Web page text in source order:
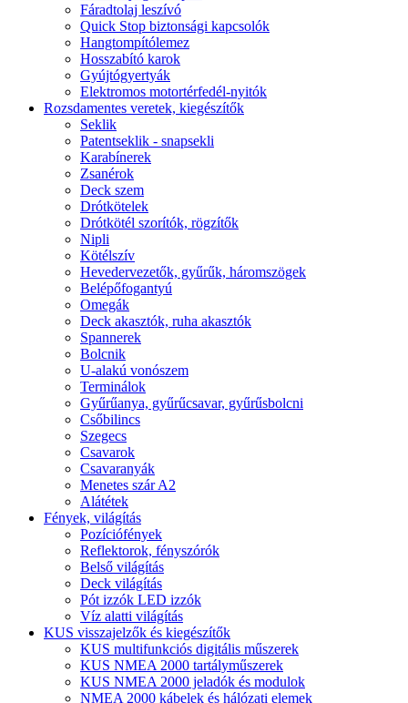
Fáradtolaj leszívó
Quick Stop biztonsági kapcsolók
Hangtompítólemez
Hosszabító karok
Gyújtógyertyák
Elektromos motortérfedél-nyitók
Rozsdamentes veretek, kiegészítők
Seklik
Patentseklik - snapsekli
Karabínerek
Zsanérok
Deck szem
Drótkötelek
Drótkötél szorítók, rögzítők
Nipli
Kötélszív
Hevedervezetők, gyűrűk, háromszögek
Belépőfogantyú
Omegák
Deck akasztók, ruha akasztók
Spannerek
Bolcnik
U-alakú vonószem
Terminálok
Gyűrűanya, gyűrűcsavar, gyűrűsbolcni
Csőbilincs
Szegecs
Csavarok
Csavaranyák
Menetes szár A2
Alátétek
Fények, világítás
Pozíciófények
Reflektorok, fényszórók
Belső világítás
Deck világítás
Pót izzók LED izzók
Víz alatti világítás
KUS visszajelzők és kiegészítők
KUS multifunkciós digitális műszerek
KUS NMEA 2000 tartályműszerek
KUS NMEA 2000 jeladók és modulok
NMEA 2000 kábelek és hálózati elemek